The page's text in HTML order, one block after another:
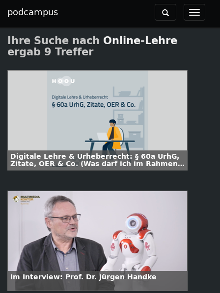
podcampus
Toggle
Toggle
navigation
Ihre Suche nach Online-Lehre
ergab 9 Treffer
Digitale Lehre & Urheberrecht: § 60a UrhG,
Zitate, OER & Co. (Was darf ich im Rahmen
meiner Lehre nutzen?)
Im Interview: Prof. Dr. Jürgen Handke